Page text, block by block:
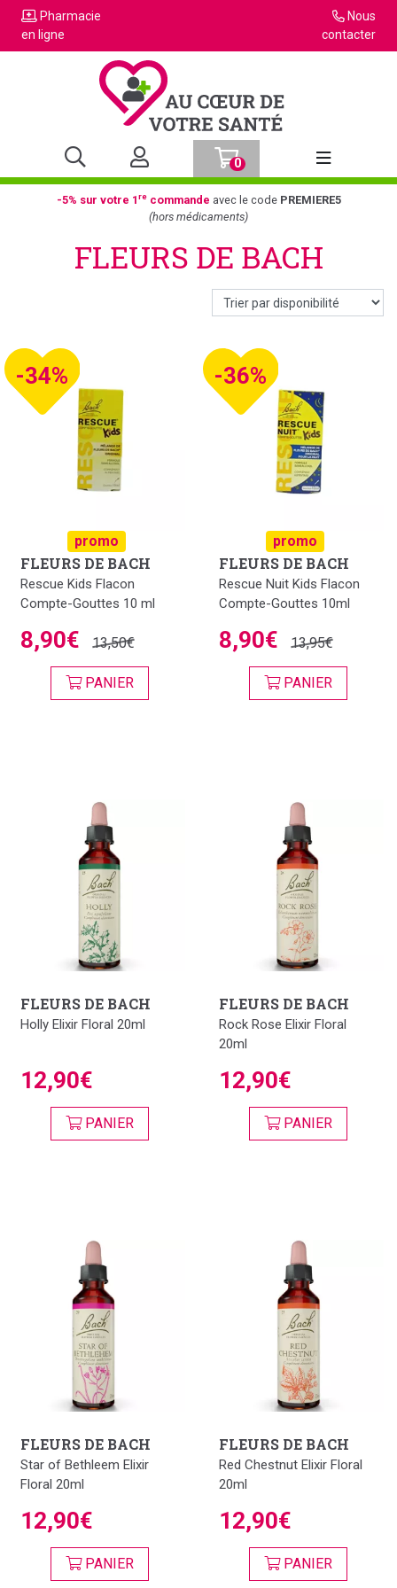
Pharmacie
en ligne
Nous
contacter
0
Afficher la
-5% sur votre 1recommande avec le code PREMIERE5
(hors médicaments)
FLEURS DE BACH
-34%
promo
FLEURS DE BACH
Rescue Kids Flacon
Compte-Gouttes 10 ml
8,90€ 13,50€
PANIER
-36%
promo
FLEURS DE BACH
Rescue Nuit Kids Flacon
Compte-Gouttes 10ml
8,90€ 13,95€
PANIER
FLEURS DE BACH
Holly Elixir Floral 20ml
12,90€
PANIER
FLEURS DE BACH
Rock Rose Elixir Floral
20ml
12,90€
PANIER
FLEURS DE BACH
Star of Bethleem Elixir
Floral 20ml
12,90€
PANIER
FLEURS DE BACH
Red Chestnut Elixir Floral
20ml
12,90€
PANIER